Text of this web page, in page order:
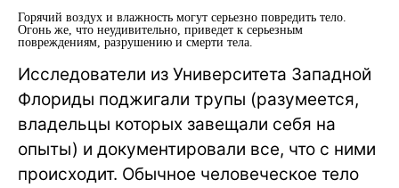
Горячий воздух и влажность могут серьезно повредить тело.
Огонь же, что неудивительно, приведет к серьезным
повреждениям, разрушению и смерти тела.
Исследователи из Университета Западной
Флориды поджигали трупы (разумеется,
владельцы которых завещали себя на
опыты) и документировали все, что с ними
происходит. Обычное человеческое тело